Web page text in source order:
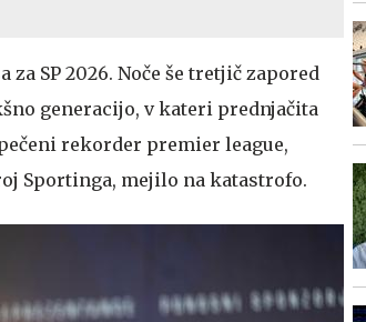
SP 2026. Noče še tretjič zapored
generacijo, v kateri prednjačita
rekorder premier league,
Sportinga, mejilo na katastrofo.